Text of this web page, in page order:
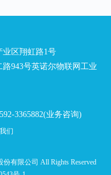
业区翔虹路1号
943号英诺尔物联网工业
3365882(业务咨询)
们
有限公司 All Rights Reserved